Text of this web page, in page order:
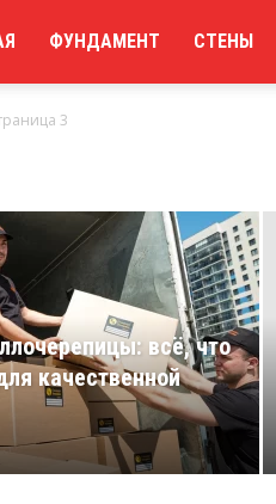
ФУНДАМЕНТ СТЕНЫ
3
всё, что
качественной